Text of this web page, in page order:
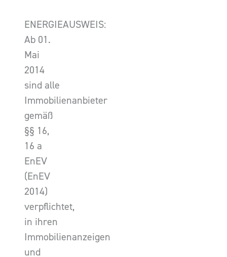
ENERGIEAUSWEIS:
Ab 01.
Mai
2014
sind alle
Immobilienanbieter
gemäß
§§ 16,
16 a
EnEV
(EnEV
2014)
verpflichtet,
in ihren
Immobilienanzeigen
und